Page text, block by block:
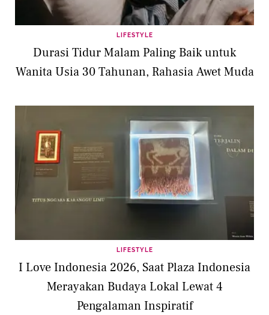
LIFESTYLE
Durasi Tidur Malam Paling Baik untuk
Wanita Usia 30 Tahunan, Rahasia Awet Muda
LIFESTYLE
I Love Indonesia 2026, Saat Plaza Indonesia
Merayakan Budaya Lokal Lewat 4
Pengalaman Inspiratif